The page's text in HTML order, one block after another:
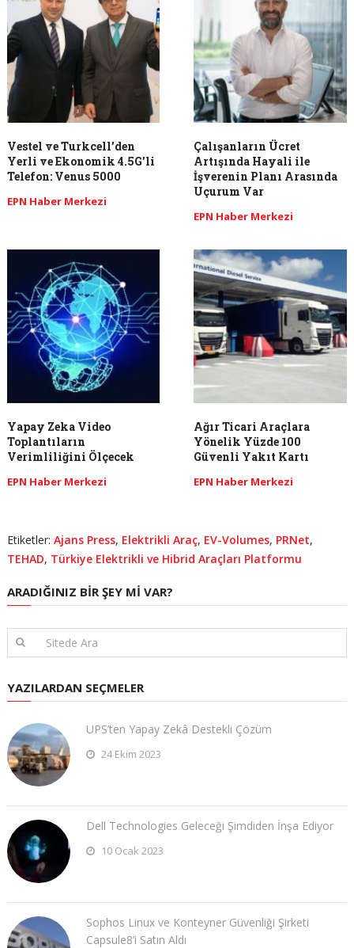
Vestel ve Turkcell’den
Yerli ve Ekonomik 4.5G’li
Telefon: Venus 5000
EPN Haber Merkezi
Çalışanların Ücret
Artışında Hayali ile
İşverenin Planı Arasında
Uçurum Var
EPN Haber Merkezi
Yapay Zeka Video
Toplantıların
Verimliliğini Ölçecek
EPN Haber Merkezi
Ağır Ticari Araçlara
Yönelik Yüzde 100
Güvenli Yakıt Kartı
EPN Haber Merkezi
Etiketler: Ajans Press, Elektrikli Araç, EV-Volumes, PRNet,
TEHAD, Türkiye Elektrikli ve Hibrid Araçları Platformu
ARADIĞINIZ BIR ŞEY MI VAR?
YAZILARDAN SEÇMELER
UPS’ten Yapay Zekâ Destekli Çözüm
24 Ekim 2023
Dell Technologies Geleceği Şimdiden İnşa Ediyor
10 Ocak 2023
Sophos Linux ve Konteyner Güvenliği Şirketi
Capsule8’i Satın Aldı